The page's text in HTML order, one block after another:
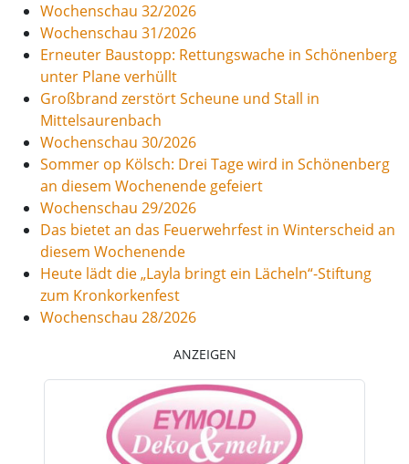
Wochenschau 32/2026
Wochenschau 31/2026
Erneuter Baustopp: Rettungswache in Schönenberg
unter Plane verhüllt
Großbrand zerstört Scheune und Stall in
Mittelsaurenbach
Wochenschau 30/2026
Sommer op Kölsch: Drei Tage wird in Schönenberg
an diesem Wochenende gefeiert
Wochenschau 29/2026
Das bietet an das Feuerwehrfest in Winterscheid an
diesem Wochenende
Heute lädt die „Layla bringt ein Lächeln“-Stiftung
zum Kronkorkenfest
Wochenschau 28/2026
ANZEIGEN